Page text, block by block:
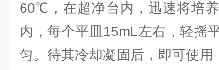
60℃，在超净台内，迅速将培
内，每个平皿15mL左右，轻摇
匀。待其冷却凝固后，即可使